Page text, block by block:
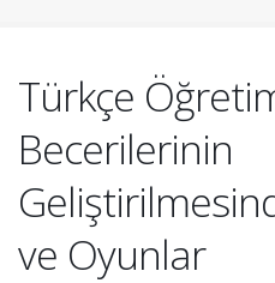
Türkçe
Becerilerinin
ve Oyunlar